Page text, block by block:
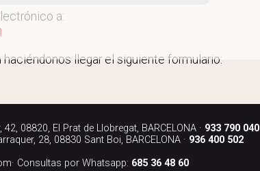
a:
llegar el siguiente formulario:
08820, El Prat de Llobregat, BARCELONA · 933 790 040
28, 08830 Sant Boi, BARCELONA · 936 400 502
· Consultas por Whatsapp: 685 36 48 60